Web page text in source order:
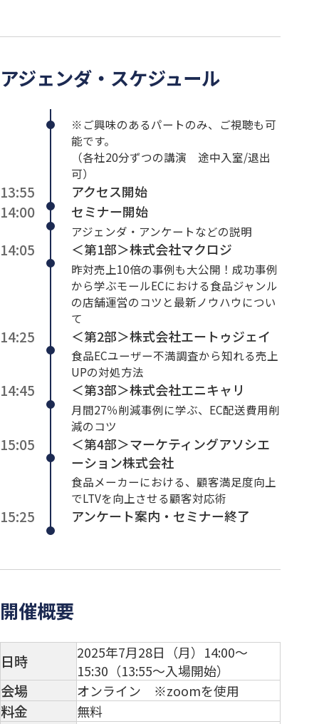
アジェンダ・スケジュール
※ご興味のあるパートのみ、ご視聴も可
能です。
（各社20分ずつの講演 途中入室/退出
可）
13:55 アクセス開始
14:00 セミナー開始
アジェンダ・アンケートなどの説明
14:05 ＜第1部＞株式会社マクロジ
昨対売上10倍の事例も大公開！成功事例
から学ぶモールECにおける食品ジャンル
の店舗運営のコツと最新ノウハウについ
て
14:25 ＜第2部＞株式会社エートゥジェイ
食品ECユーザー不満調査から知れる売上
UPの対処方法
14:45 ＜第3部＞株式会社エニキャリ
月間27％削減事例に学ぶ、EC配送費用削
減のコツ
15:05
＜第4部＞マーケティングアソシエ
ーション株式会社
食品メーカーにおける、顧客満足度向上
でLTVを向上させる顧客対応術
15:25 アンケート案内・セミナー終了
開催概要
日時
2025年7月28日（月）14:00～
15:30（13:55～入場開始）
会場 オンライン ※zoomを使用
料金
無料